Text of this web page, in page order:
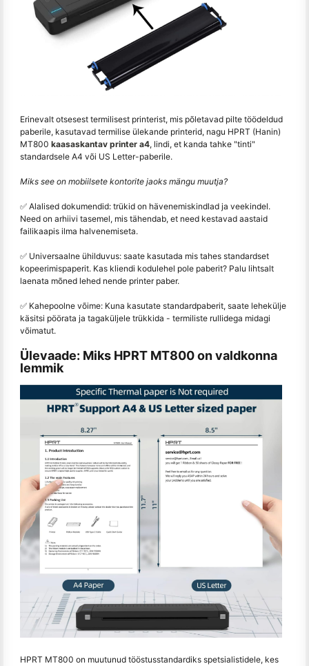
Erinevalt otsesest termilisest printerist, mis põletavad pilte töödeldud
paberile, kasutavad termilise ülekande printerid, nagu HPRT (Hanin)
MT800 kaasaskantav printer a4, lindi, et kanda tahke "tinti"
standardsele A4 või US Letter-paberile.
Miks see on mobiilsete kontorite jaoks mängu muutja?
✅ Alalised dokumendid: trükid on hävenemiskindlad ja veekindel.
Need on arhiivi tasemel, mis tähendab, et need kestavad aastaid
failikaapis ilma halvenemiseta.
✅ Universaalne ühilduvus: saate kasutada mis tahes standardset
kopeerimispaperit. Kas kliendi kodulehel pole paberit? Palu lihtsalt
laenata mõned lehed nende printer paber.
✅ Kahepoolne võime: Kuna kasutate standardpaberit, saate lehekülje
käsitsi pöörata ja tagaküljele trükkida - termiliste rullidega midagi
võimatut.
Ülevaade: Miks HPRT MT800 on valdkonna
lemmik
HPRT MT800 on muutunud tööstusstandardiks spetsialistidele, kes